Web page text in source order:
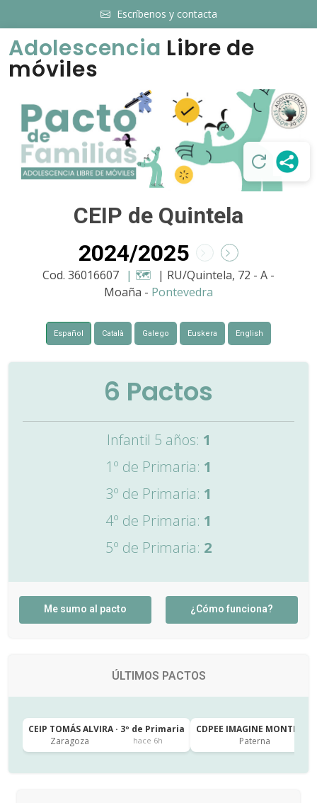
Escríbenos y contacta
Adolescencia Libre de
móviles
CEIP de Quintela
2024/2025
Cod. 36016607 | 🗺️ | RU/Quintela, 72 - A -
Moaña - Pontevedra
Español Català Galego Euskera English
6 Pactos
Infantil 5 años: 1
1º de Primaria: 1
3º de Primaria: 1
4º de Primaria: 1
5º de Primaria: 2
Me sumo al pacto ¿Cómo funciona?
ÚLTIMOS PACTOS
CEIP TOMÁS ALVIRA · 3º de Primaria
Zaragoza
hace 6h
CDPEE IMAGINE
Paterna